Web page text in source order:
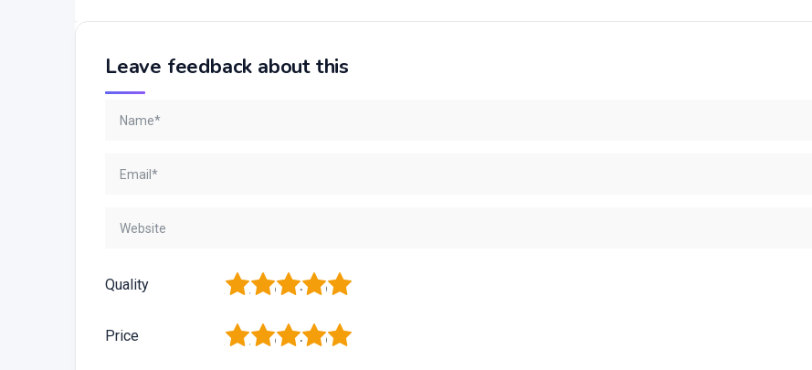
Leave feedback about this
Quality 5
4
3
2
Price 5
4
3
2